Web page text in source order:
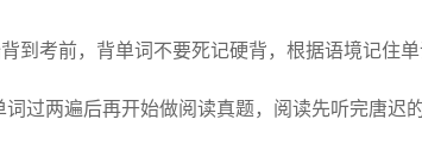
到考前，背单词不要死记硬背，根据语境记住单
过两遍后再开始做阅读真题，阅读先听完唐迟